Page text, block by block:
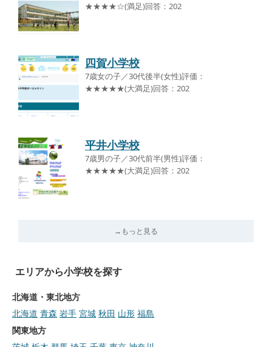
★★★★☆(満足)回答：202
四賀小学校
7歳女の子／30代後半(女性)評価：
★★★★★(大満足)回答：202
平井小学校
7歳男の子／30代前半(男性)評価：
★★★★★(大満足)回答：202
→もっと見る
エリアから小学校を探す
北海道・東北地方
北海道 青森 岩手 宮城 秋田 山形 福島
関東地方